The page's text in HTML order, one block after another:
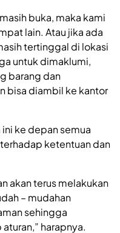
buka, maka kami
lain. Atau jika ada
tertinggal di lokasi
untuk dimaklumi,
barang dan
bisa diambil ke kantor
ke depan semua
ketentuan dan
akan terus melakukan
– mudahan
sehingga
harapnya.